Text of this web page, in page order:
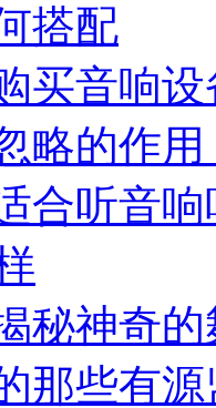
搭配
买音响
略的作
合听音响
秘神奇
那些有